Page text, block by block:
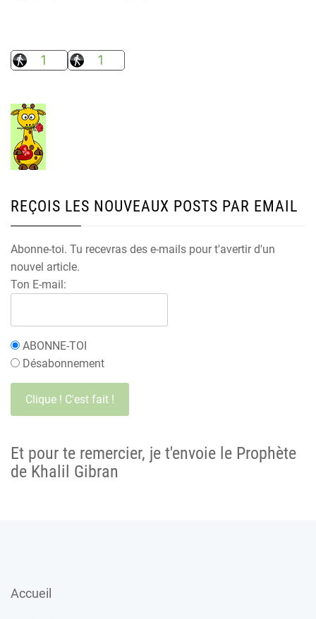
REÇOIS LES NOUVEAUX POSTS PAR EMAIL
Abonne-toi. Tu recevras des e-mails pour t'avertir d'un
nouvel article.
Ton E-mail:
ABONNE-TOI
Désabonnement
Et pour te remercier, je t'envoie le Prophète
de Khalil Gibran
Accueil